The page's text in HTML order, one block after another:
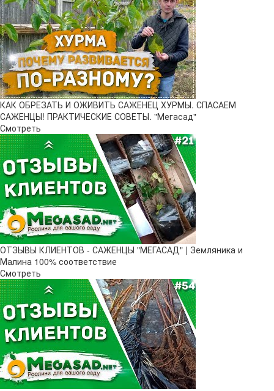
КАК ОБРЕЗАТЬ И ОЖИВИТЬ САЖЕНЕЦ ХУРМЫ. СПАСАЕМ
САЖЕНЦЫ! ПРАКТИЧЕСКИЕ СОВЕТЫ. "Мегасад"
Смотреть
ОТЗЫВЫ КЛИЕНТОВ - САЖЕНЦЫ "МЕГАСАД" | Земляника и
Малина 100% соответствие
Смотреть